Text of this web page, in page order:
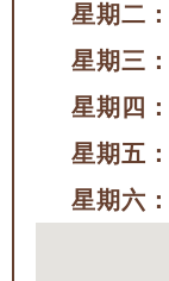
星期二：
星期三：
星期四：
星期五：
星期六：